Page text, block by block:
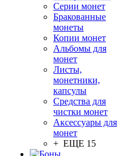
Серии монет
Бракованные
монеты
Копии монет
Альбомы для
монет
Листы,
монетники,
капсулы
Средства для
чистки монет
Аксессуары для
монет
+ ЕЩЕ 15